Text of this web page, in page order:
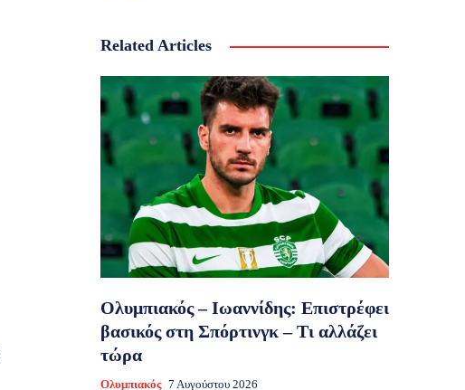
Related Articles
Ολυμπιακός – Ιωαννίδης: Επιστρέφει
βασικός στη Σπόρτινγκ – Τι αλλάζει
τώρα
Ολυμπιακός 7 Αυγούστου 2026